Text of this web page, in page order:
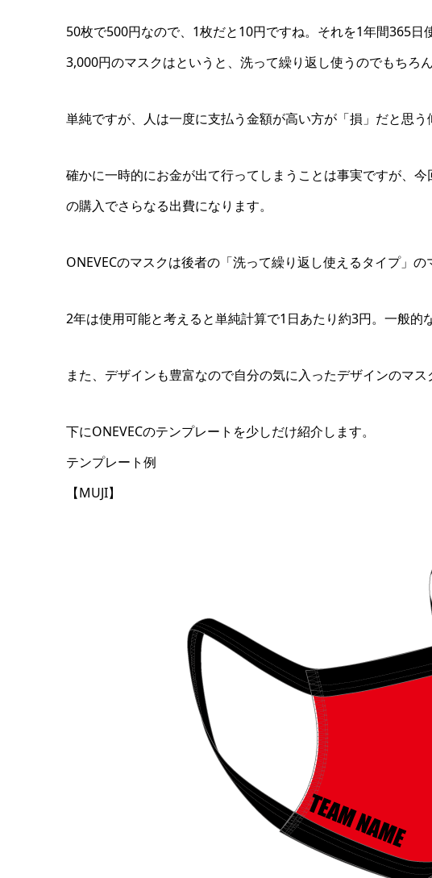
50枚で500円なので、1枚だと10円ですね。それを1年間365日
3,000円のマスクはというと、洗って繰り返し使うのでもちろ
単純ですが、人は一度に支払う金額が高い方が「損」だと思う
確かに一時的にお金が出て行ってしまうことは事実ですが、
の購入でさらなる出費になります。
ONEVECのマスクは後者の「洗って繰り返し使えるタイプ」の
2年は使用可能と考えると単純計算で1日あたり約3円。一般的
また、デザインも豊富なので自分の気に入ったデザインのマ
下にONEVECのテンプレートを少しだけ紹介します。
テンプレート例
【MUJI】